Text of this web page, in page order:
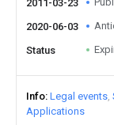
2011-03-23
2020-06-03
Status
Info Legal events
Applications